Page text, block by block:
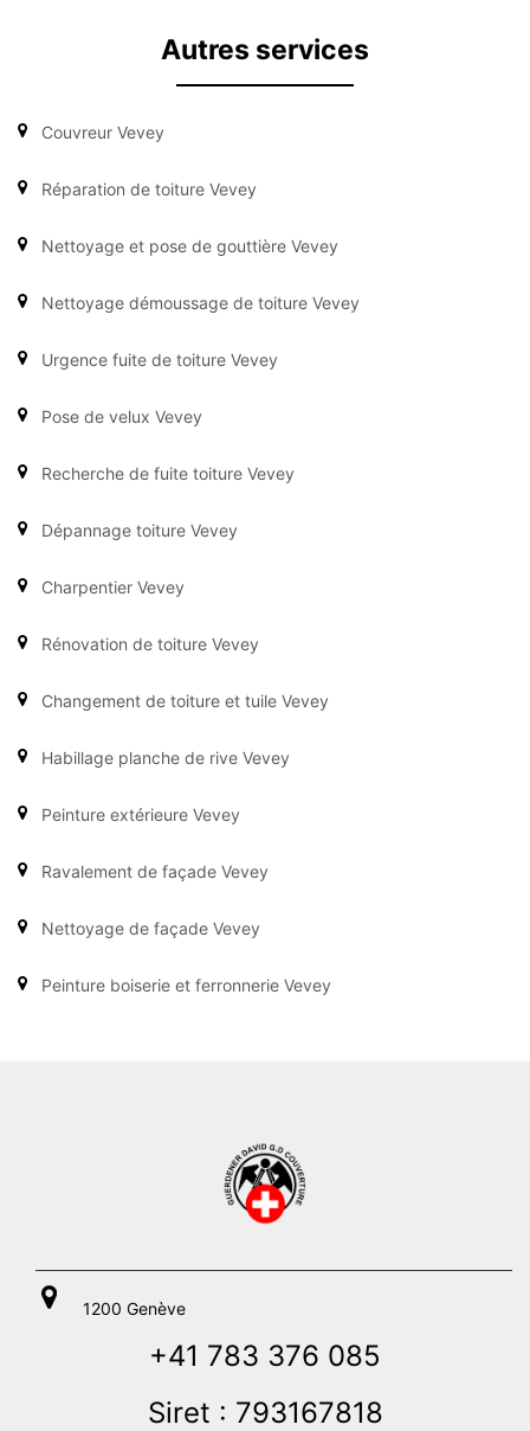
Autres services
Couvreur Vevey
Réparation de toiture Vevey
Nettoyage et pose de gouttière Vevey
Nettoyage démoussage de toiture Vevey
Urgence fuite de toiture Vevey
Pose de velux Vevey
Recherche de fuite toiture Vevey
Dépannage toiture Vevey
Charpentier Vevey
Rénovation de toiture Vevey
Changement de toiture et tuile Vevey
Habillage planche de rive Vevey
Peinture extérieure Vevey
Ravalement de façade Vevey
Nettoyage de façade Vevey
Peinture boiserie et ferronnerie Vevey
1200 Genève
+41 783 376 085
Siret : 793167818